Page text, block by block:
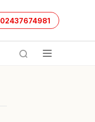
02437674981